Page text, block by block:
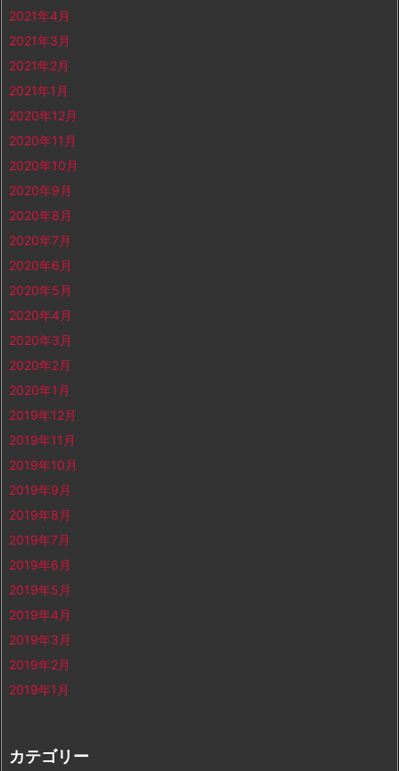
2021年4月
2021年3月
2021年2月
2021年1月
2020年12月
2020年11月
2020年10月
2020年9月
2020年8月
2020年7月
2020年6月
2020年5月
2020年4月
2020年3月
2020年2月
2020年1月
2019年12月
2019年11月
2019年10月
2019年9月
2019年8月
2019年7月
2019年6月
2019年5月
2019年4月
2019年3月
2019年2月
2019年1月
カテゴリー